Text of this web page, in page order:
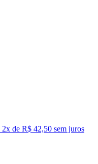
2x de R$ 42,50 sem juros